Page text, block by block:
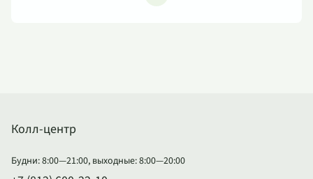
Колл-центр
Будни: 8:00—21:00, выходные: 8:00—20:00